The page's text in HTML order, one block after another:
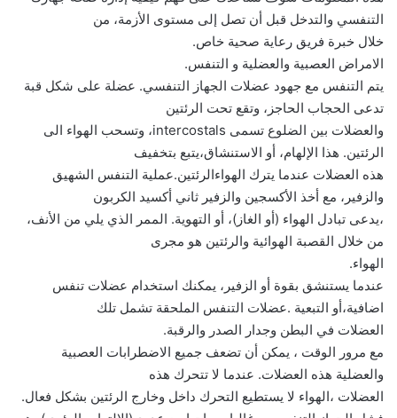
التنفسي والتدخل قبل أن تصل إلى مستوى الأزمة، من
خلال خبرة فريق رعاية صحية خاص.
الامراض العصبية والعضلية و التنفس.
يتم التنفس مع جهود عضلات الجهاز التنفسي. عضلة على شكل قبة
تدعى الحجاب الحاجز، وتقع تحت الرئتين
والعضلات بين الضلوع تسمى intercostals، وتسحب الهواء الى
الرئتين. هذا الإلهام، أو الاستنشاق،يتبع بتخفيف
هذه العضلات عندما يترك الهواءالرئتين.عملية التنفس الشهيق
والزفير، مع أخذ الأكسجين والزفير ثاني أكسيد الكربون
،يدعى تبادل الهواء (أو الغاز)، أو التهوية. الممر الذي يلي من الأنف،
من خلال القصبة الهوائية والرئتين هو مجرى
الهواء.
عندما يستنشق بقوة أو الزفير، يمكنك استخدام عضلات تنفس
اضافية،أو التبعية .عضلات التنفس الملحقة تشمل تلك
العضلات في البطن وجدار الصدر والرقبة.
مع مرور الوقت ، يمكن أن تضعف جميع الاضطرابات العصبية
والعضلية هذه العضلات. عندما لا تتحرك هذه
العضلات ،الهواء لا يستطيع التحرك داخل وخارج الرئتين بشكل فعال.